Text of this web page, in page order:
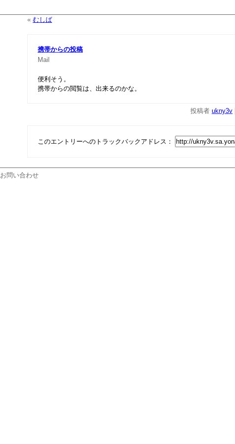
« むしば
携帯からの投稿
Mail
便利そう。
携帯からの閲覧は、出来るのかな。
投稿者 ukny3v
このエントリーへのトラックバックアドレス：
お問い合わせ